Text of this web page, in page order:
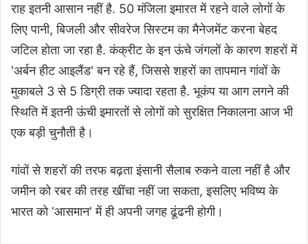
राह इतनी आसान नहीं है. 50 मंजिला इमारत में रहने वाले लोगों के
लिए पानी, बिजली और सीवरेज सिस्टम का मैनेजमेंट करना बेहद
जटिल होता जा रहा है. कंक्रीट के इन ऊंचे जंगलों के कारण शहरों में
'अर्बन हीट आइलैंड' बन रहे हैं, जिससे शहरों का तापमान गांवों के
मुकाबले 3 से 5 डिग्री तक ज्यादा रहता है. भूकंप या आग लगने की
स्थिति में इतनी ऊंची इमारतों से लोगों को सुरक्षित निकालना आज भी
एक बड़ी चुनौती है।
गांवों से शहरों की तरफ बढ़ता इंसानी सैलाब रुकने वाला नहीं है और
जमीन को रबर की तरह खींचा नहीं जा सकता, इसलिए भविष्य के
भारत को 'आसमान' में ही अपनी जगह ढूंढनी होगी।